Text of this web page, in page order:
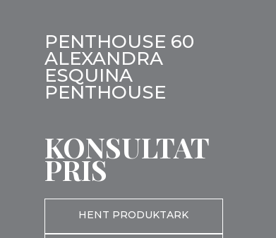
PENTHOUSE 60
ALEXANDRA
ESQUINA
PENTHOUSE
KONSULTAT
PRIS
HENT PRODUKTARK